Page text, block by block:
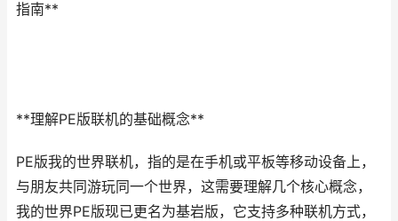
指南**
**理解PE版联机的基础概念**
PE版我的世界联机，指的是在手机或平板等移动设备上，
与朋友共同游玩同一个世界，这需要理解几个核心概念，
我的世界PE版现已更名为基岩版，它支持多种联机方式，